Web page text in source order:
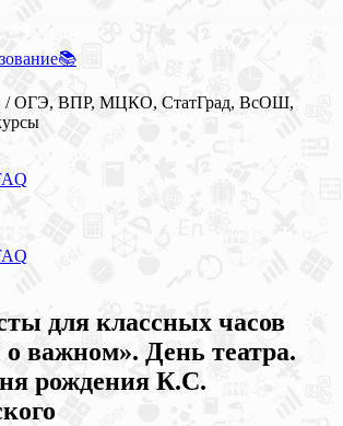
/ ОГЭ, ВПР, МЦКО, СтатГрад, ВсОШ,
для классных часов
о важном». День театра.
рождения К.С.